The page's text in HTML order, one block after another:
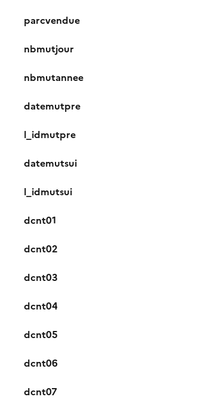
parcvendue
nbmutjour
nbmutannee
datemutpre
l_idmutpre
datemutsui
l_idmutsui
dcnt01
dcnt02
dcnt03
dcnt04
dcnt05
dcnt06
dcnt07